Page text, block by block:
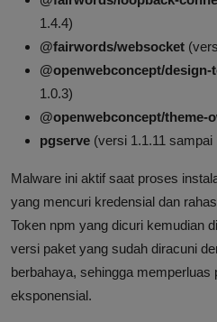
1.4.4)
@fairwords/websocket
@openwebconcept/design-
1.0.3)
@openwebconcept/theme-
pgserve (versi 1.1.11 sampai
Malware ini aktif saat proses
yang mencuri kredensial dan
Token npm yang dicuri kemudian
versi paket yang sudah diracuni
berbahaya, sehingga
eksponensial.